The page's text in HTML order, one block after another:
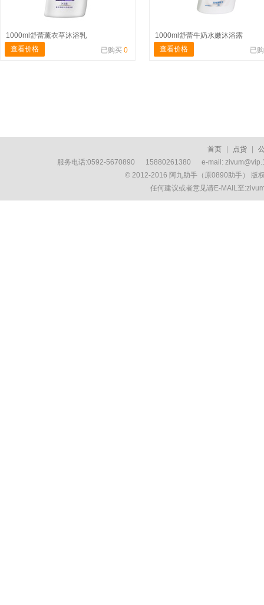
1000ml舒蕾薰衣草沐浴乳
查看价格
已购买 0
1000ml舒蕾牛奶水嫩沐浴露
查看价格
已
首页 点货
服务电话:0592-5670890 15880261380 e-mail:
© 2012-2016 阿九助手（原0890助手） 版
任何建议或者意见请E-MAIL至